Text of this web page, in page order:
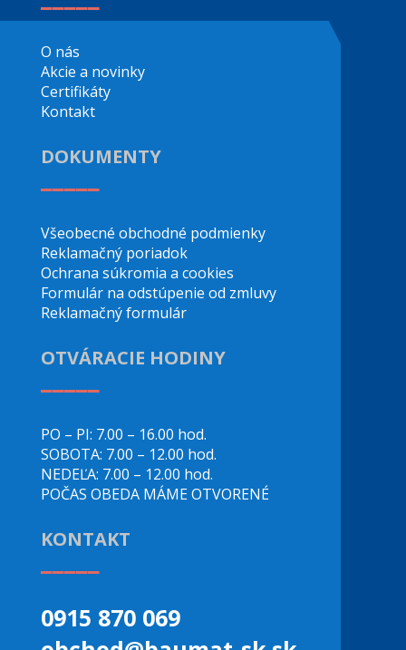
O nás
Akcie a novinky
Certifikáty
Kontakt
DOKUMENTY
Všeobecné obchodné podmienky
Reklamačný poriadok
Ochrana súkromia a cookies
Formulár na odstúpenie od zmluvy
Reklamačný formulár
OTVÁRACIE HODINY
PO – PI: 7.00 – 16.00 hod.
SOBOTA: 7.00 – 12.00 hod.
NEDEĽA: 7.00 – 12.00 hod.
POČAS OBEDA MÁME OTVORENÉ
KONTAKT
0915 870 069